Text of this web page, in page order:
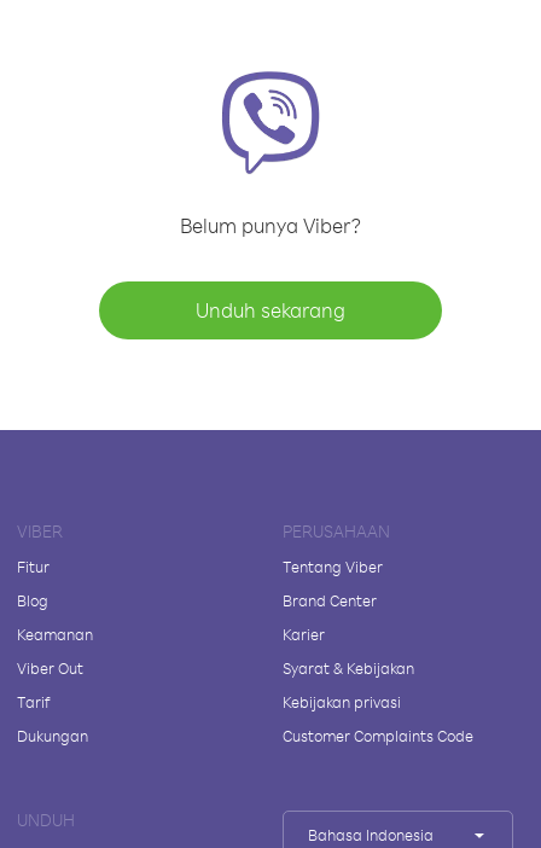
Belum punya Viber?
Unduh sekarang
VIBER
Fitur
Blog
Keamanan
Viber Out
Tarif
Dukungan
PERUSAHAAN
Tentang Viber
Brand Center
Karier
Syarat & Kebijakan
Kebijakan privasi
Customer Complaints Code
UNDUH
Bahasa Indonesia